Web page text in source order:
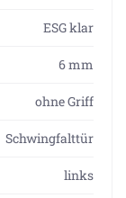
ESG klar
6 mm
ohne Griff
Schwingfalttür
links